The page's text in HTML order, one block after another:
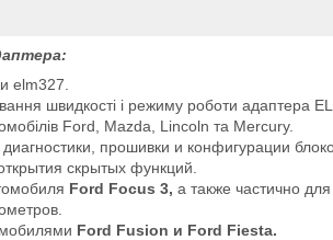
elm327.
швидкості і режиму роботи адаптера
Ford, Mazda, Lincoln та Mercury.
прошивки и конфигурации
скрытых функций.
Ford Focus 3, а также частично
Ford Fusion и Ford Fiesta.